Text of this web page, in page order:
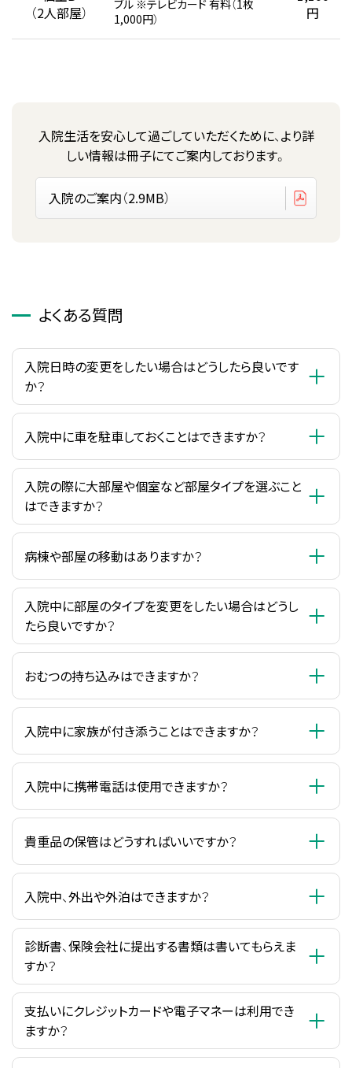
（2人部屋）
ブル ※テレビカード 有料（1枚
1,000円）
円
入院生活を安心して過ごしていただくために、より詳
しい情報は冊子にてご案内しております。
入院のご案内（2.9MB）
よくある質問
入院日時の変更をしたい場合はどうしたら良いです
か？
入院中に車を駐車しておくことはできますか？
入院の際に大部屋や個室など部屋タイプを選ぶこと
はできますか？
病棟や部屋の移動はありますか？
入院中に部屋のタイプを変更をしたい場合はどうし
たら良いですか？
おむつの持ち込みはできますか？
入院中に家族が付き添うことはできますか？
入院中に携帯電話は使用できますか？
貴重品の保管はどうすればいいですか？
入院中、外出や外泊はできますか？
診断書、保険会社に提出する書類は書いてもらえま
すか？
支払いにクレジットカードや電子マネーは利用でき
ますか？